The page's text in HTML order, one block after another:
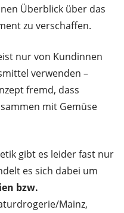
Überblick über das
zu verschaffen.
nur von Kundinnen
verwenden –
fremd, dass
mit Gemüse
gibt es leider fast nur
es sich dabei um
bzw.
Mainz,